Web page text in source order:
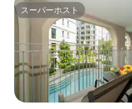
スーパーホスト
スーパーホスト